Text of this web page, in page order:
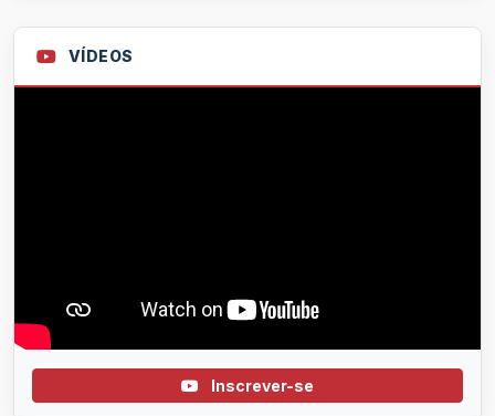
VÍDEOS
Inscrever-se